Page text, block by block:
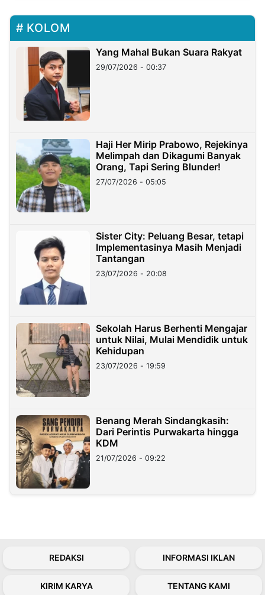
KOLOM
Yang Mahal Bukan Suara Rakyat
29/07/2026 - 00:37
Haji Her Mirip Prabowo, Rejekinya
Melimpah dan Dikagumi Banyak
Orang, Tapi Sering Blunder!
27/07/2026 - 05:05
Sister City: Peluang Besar, tetapi
Implementasinya Masih Menjadi
Tantangan
23/07/2026 - 20:08
Sekolah Harus Berhenti Mengajar
untuk Nilai, Mulai Mendidik untuk
Kehidupan
23/07/2026 - 19:59
Benang Merah Sindangkasih:
Dari Perintis Purwakarta hingga
KDM
21/07/2026 - 09:22
REDAKSI INFORMASI IKLAN
KIRIM KARYA TENTANG KAMI